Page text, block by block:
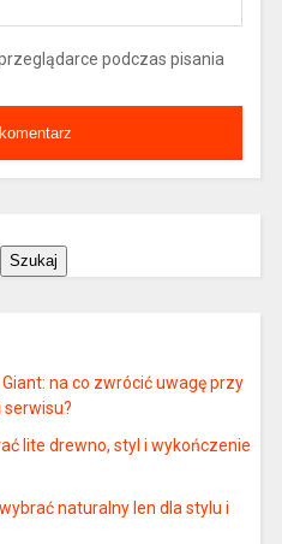
podczas pisania
Szukaj
na co zwrócić uwagę przy
lite drewno, styl i wykończenie
naturalny len dla stylu i